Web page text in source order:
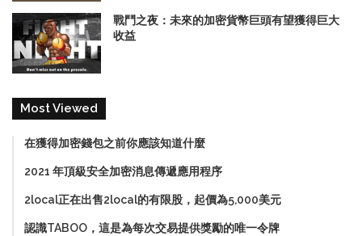
戰鬥之夜：未來的加密貨幣巨頭有望獲得巨大
收益
Most Viewed
在獲得加密錢包之前你應該知道什麼
2021 年頂級安全加密消息傳遞應用程序
2local正在出售2local的有限股，起價為5,000美元
認識TABOO，這是為每次交易提供獎勵的唯一令牌